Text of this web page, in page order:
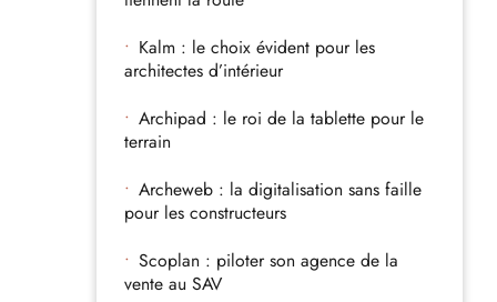
Kalm : le choix évident pour les
architectes d’intérieur
Archipad : le roi de la tablette pour le
terrain
Archeweb : la digitalisation sans faille
pour les constructeurs
Scoplan : piloter son agence de la
vente au SAV